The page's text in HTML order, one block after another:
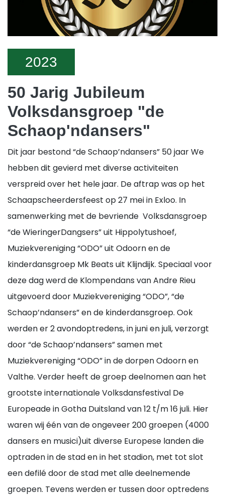
2023
50 Jarig Jubileum
Volksdansgroep "de
Schaop'ndansers"
Dit jaar bestond “de Schaop’ndansers” 50 jaar We
hebben dit gevierd met diverse activiteiten
verspreid over het hele jaar. De aftrap was op het
Schaapscheerdersfeest op 27 mei in Exloo. In
samenwerking met de bevriende Volksdansgroep
“de WieringerDangsers” uit Hippolytushoef,
Muziekvereniging “ODO” uit Odoorn en de
kinderdansgroep Mk Beats uit Klijndijk. Speciaal voor
deze dag werd de Klompendans van Andre Rieu
uitgevoerd door Muziekvereniging “ODO”, “de
Schaop’ndansers” en de kinderdansgroep. Ook
werden er 2 avondoptredens, in juni en juli, verzorgt
door “de Schaop’ndansers” samen met
Muziekvereniging “ODO” in de dorpen Odoorn en
Valthe. Verder heeft de groep deelnomen aan het
grootste internationale Volksdansfestival De
Europeade in Gotha Duitsland van 12 t/m 16 juli. Hier
waren wij één van de ongeveer 200 groepen (4000
dansers en musici)uit diverse Europese landen die
optraden in de stad en in het stadion, met tot slot
een defilé door de stad met alle deelnemende
groepen. Tevens werden er tussen door optredens